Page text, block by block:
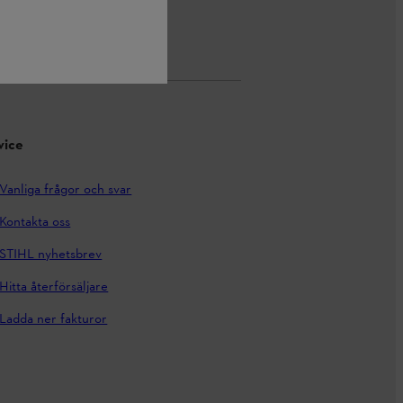
Vanliga frågor och svar
Kontakta oss
STIHL nyhetsbrev
Hitta återförsäljare
Ladda ner fakturor